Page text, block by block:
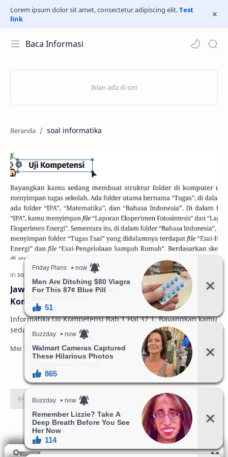
Lorem ipsum dolor sit amet, consectetur adipiscing elit.Test
link
Baca Informasi
soal informatika
Jawaban Buku Paket Kelas 9 Informatika Uji
Kompetensi Bab 1 Hal 37 Kurikulum Deep Learning
Informatika Uji Kompetensi Bab 1 Hal 37 1. Bayangkan kamu
sedang membuat struktur folder di komputer untuk
menyimpan tugas sekolah. Ada folder utama …